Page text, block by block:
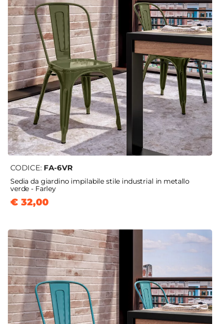
CODICE: FA-6VR
Sedia da giardino impilabile stile industrial in metallo
verde - Farley
€ 32,00